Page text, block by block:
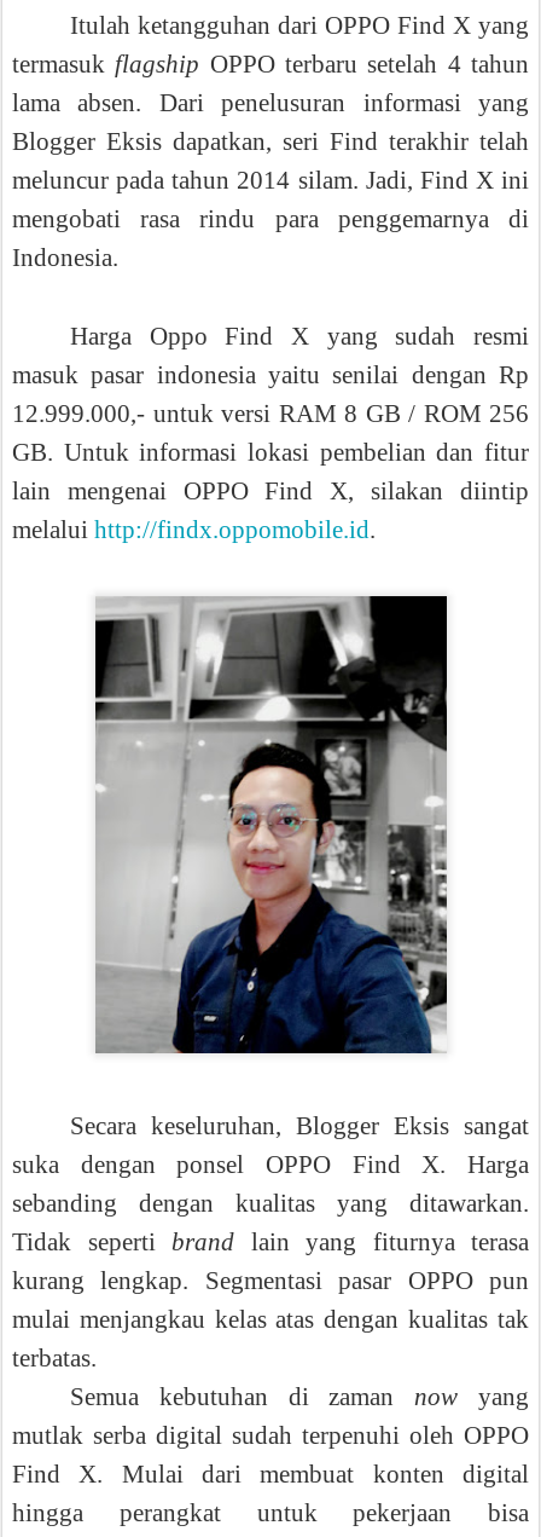
Itulah ketangguhan dari OPPO Find X yang
termasuk flagship OPPO terbaru setelah 4 tahun
lama absen. Dari penelusuran informasi yang
Blogger Eksis dapatkan, seri Find terakhir telah
meluncur pada tahun 2014 silam. Jadi, Find X ini
mengobati rasa rindu para penggemarnya di
Indonesia.
Harga Oppo Find X yang sudah resmi
masuk pasar indonesia yaitu senilai dengan Rp
12.999.000,- untuk versi RAM 8 GB / ROM 256
GB. Untukinformasi lokasi pembelian dan fitur
lain mengenai OPPO Find X, silakan diintip
melalui http://findx.oppomobile.id.
Secara keseluruhan, Blogger Eksis sangat
suka dengan ponsel OPPO Find X. Harga
sebanding dengan kualitas yang ditawarkan.
Tidak seperti brand lain yang fiturnya terasa
kurang lengkap. Segmentasi pasar OPPO pun
mulai menjangkau kelas atas dengan kualitas tak
terbatas.
Semua kebutuhan di zamannow yang
mutlak serba digital sudah terpenuhi oleh OPPO
Find X. Mulai dari membuat konten digital
hingga perangkat untuk pekerjaan bisa